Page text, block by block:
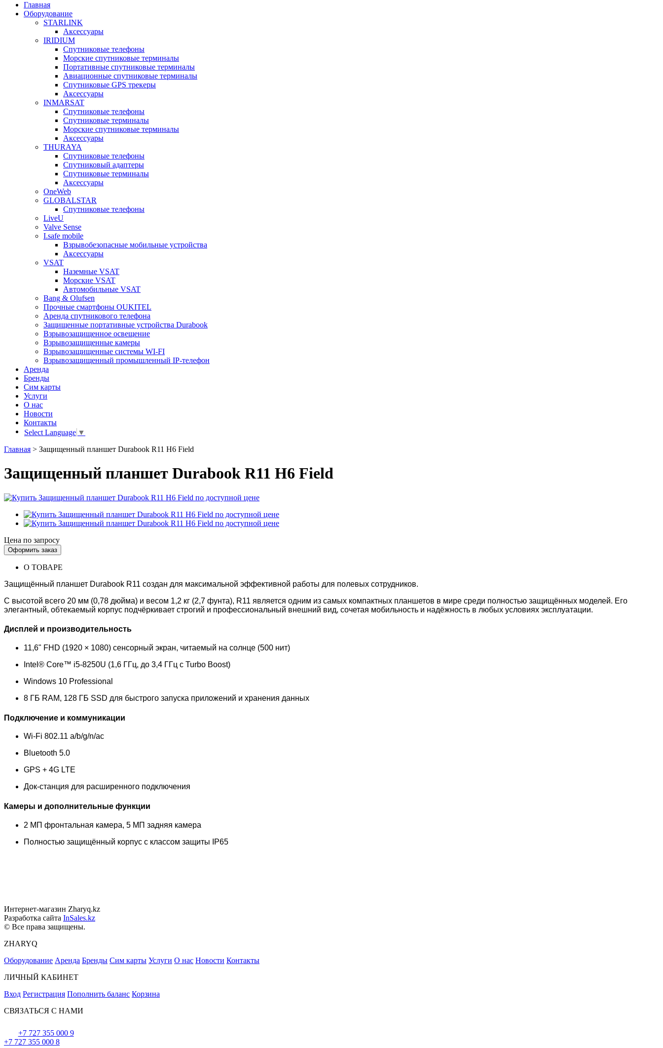
Главная
Оборудование
STARLINK
Аксессуары
IRIDIUM
Спутниковые телефоны
Морские спутниковые терминалы
Портативные спутниковые терминалы
Авиационные спутниковые терминалы
Спутниковые GPS трекеры
Аксессуары
INMARSAT
Спутниковые телефоны
Спутниковые терминалы
Морские спутниковые терминалы
Аксессуары
THURAYA
Спутниковые телефоны
Спутниковый адаптеры
Спутниковые терминалы
Аксессуары
OneWeb
GLOBALSTAR
Спутниковые телефоны
LiveU
Valve Sense
I.safe mobile
Взрывобезопасные мобильные устройства
Аксессуары
VSAT
Наземные VSAT
Морские VSAT
Автомобильные VSAT
Bang & Olufsen
Прочные смартфоны OUKITEL
Аренда спутникового телефона
Защищенные портативные устройства Durabook
Взрывозащищенное освещение
Взрывозащищенные камеры
Взрывозащищенные системы WI-FI
Взрывозащищенный промышленный IP-телефон
Аренда
Бренды
Сим карты
Услуги
О нас
Новости
Контакты
Select Language ▼
Главная > Защищенный планшет Durabook R11 H6 Field
Защищенный планшет Durabook R11 H6 Field
Цена по запросу
Оформить заказ
О ТОВАРЕ
Защищённый планшет Durabook R11 создан для максимальной эффективной работы для полевых сотрудников.
С высотой всего 20 мм (0,78 дюйма) и весом 1,2 кг (2,7 фунта), R11 является одним из самых компактных планшетов в мире среди полностью защищённых моделей. Его
элегантный, обтекаемый корпус подчёркивает строгий и профессиональный внешний вид, сочетая мобильность и надёжность в любых условиях эксплуатации.
Дисплей и производительность
11,6" FHD (1920 × 1080) сенсорный экран, читаемый на солнце (500 нит)
Intel® Core™ i5-8250U (1,6 ГГц, до 3,4 ГГц с Turbo Boost)
Windows 10 Professional
8 ГБ RAM, 128 ГБ SSD для быстрого запуска приложений и хранения данных
Подключение и коммуникации
Wi-Fi 802.11 a/b/g/n/ac
Bluetooth 5.0
GPS + 4G LTE
Док-станция для расширенного подключения
Камеры и дополнительные функции
2 МП фронтальная камера, 5 МП задняя камера
Полностью защищённый корпус с классом защиты IP65
Интернет-магазин Zharyq.kz
Разработка сайта InSales.kz
© Все права защищены.
ZHARYQ
Оборудование Аренда Бренды Сим карты Услуги О нас Новости Контакты
ЛИЧНЫЙ КАБИНЕТ
Вход Регистрация Пополнить баланс Корзина
СВЯЗАТЬСЯ С НАМИ
+7 727 355 000 9
+7 727 355 000 8